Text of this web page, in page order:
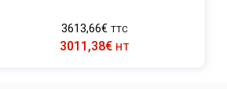
3613,66€ TTC
3011,38€ HT